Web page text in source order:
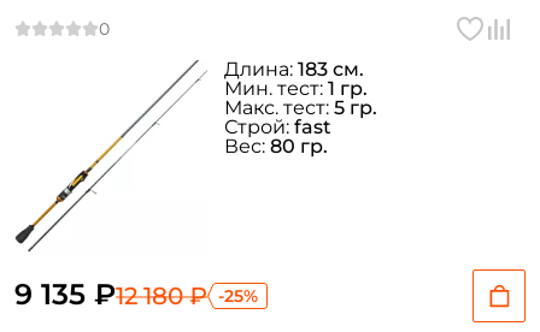
9 135 ₽12 180 ₽ -25%
Длина: 183 см.
Мин. тест: 1 гр.
Макс. тест: 5 гр.
Строй: fast
Вес: 80 гр.